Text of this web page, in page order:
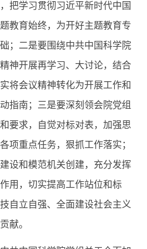
把学习贯彻习近平新时代中国
教育始终，为开好主题教育专
；二是要围绕中共中国科学院
神开展再学习、大讨论，结合
将会议精神转化为开展工作和
指南；三是要深刻领会院党组
要求，自觉对标对表，加强思
项重点任务，狠抓工作落实；
设和模范机关创建，充分发挥
用，切实提高工作站位和标
自立自强、全面建设社会主义
献。